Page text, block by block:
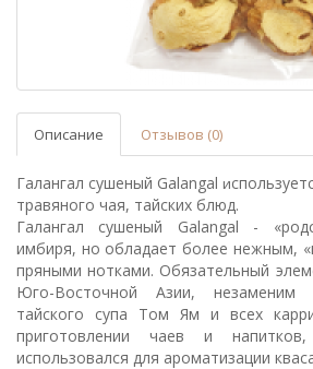
Описание Отзывов (0)
Галангал сушеный Galangal и
травяного чая, тайских блюд.
Галангал сушеный Galangal -
имбиря, но обладает более нежным,
пряными нотками. Обязательный
Юго-Восточной Азии, незаменим
тайского супа Том Ям и всех
приготовлении чаев и
использовался для ароматизации